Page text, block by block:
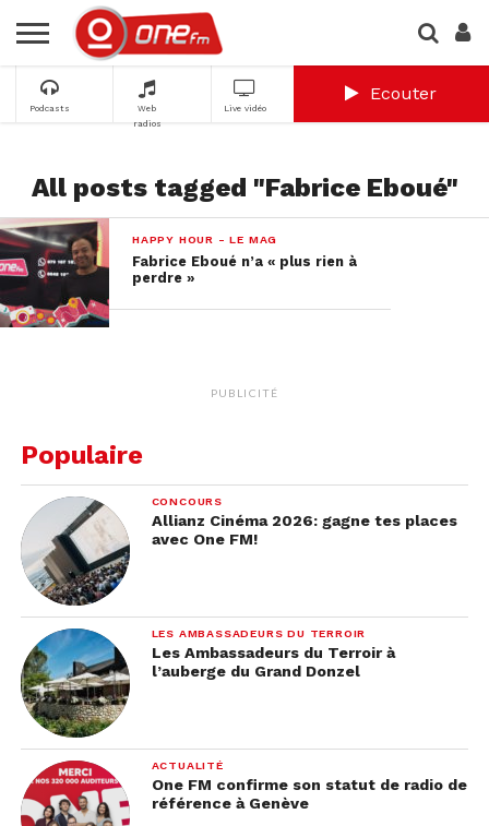
Podcasts
Web
radios
Live vidéo
Ecouter
All posts tagged "Fabrice Eboué"
HAPPY HOUR - LE MAG
Fabrice Eboué n’a « plus rien à
perdre »
PUBLICITÉ
Populaire
CONCOURS
Allianz Cinéma 2026: gagne tes places
avec One FM!
LES AMBASSADEURS DU TERROIR
Les Ambassadeurs du Terroir à
l’auberge du Grand Donzel
ACTUALITÉ
One FM confirme son statut de radio de
référence à Genève